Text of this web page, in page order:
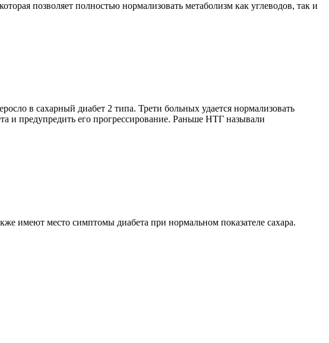
позволяет полностью нормализовать метаболизм как углеводов, так и
в сахарный диабет 2 типа. Трети больных удается нормализовать
и предупредить его прогрессирование. Раньше НТГ называли
имеют место симптомы диабета при нормальном показателе сахара.